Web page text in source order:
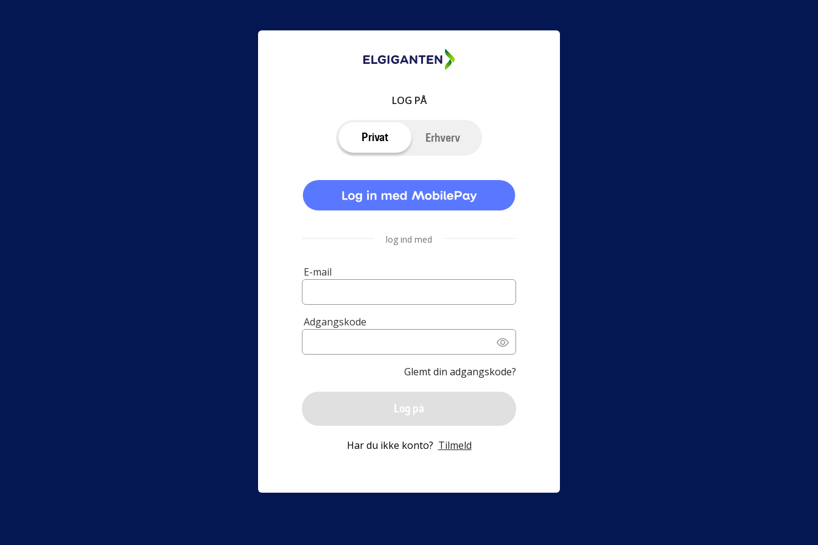
LOG PÅ
Privat Erhverv
log ind med
E-mail
Adgangskode
Glemt din adgangskode?
Log på
Har du ikke konto? Tilmeld